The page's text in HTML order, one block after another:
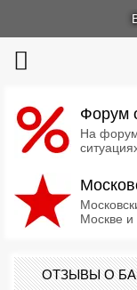
Форум
На
Москве и
ОТЗЫВЫ О